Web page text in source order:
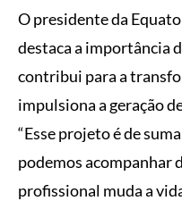
O presidente da
destaca a importância
contribui para a
impulsiona a geração
“Esse projeto é de
podemos acompanhar
profissional muda a